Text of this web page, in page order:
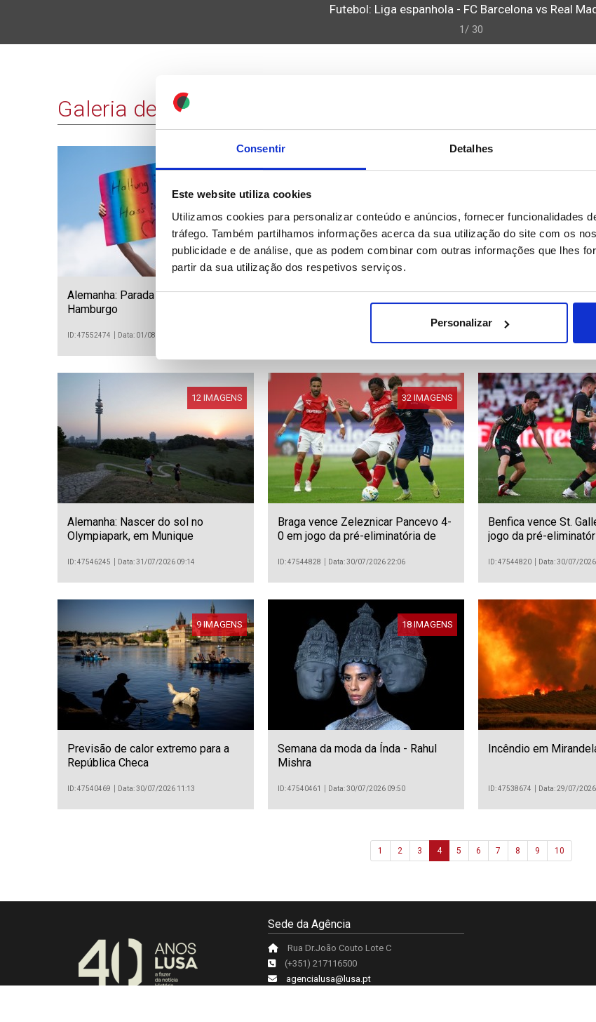
Consentir Detalhes
Este website utiliza cookies
Utilizamos cookies para personalizar conteúdo e anúncios, fornecer funcionalidades
tráfego. Também partilhamos informações acerca da sua utilização do site com os
publicidade e de análise, que as podem combinar com outras informações que lhes
partir da sua utilização dos respetivos serviços.
Personalizar
Futebol: Liga espanhola - FC Barcelona vs Real
1/ 30
Galeria de Imagens
21 IMAGENS
Alemanha: Parada gay em
Hamburgo
ID: 47552474 Data: 01/08/2026 16:03
9 IMAGENS
Rússia: Dia quente em São
A vida quotidiana em
12 IMAGENS
Alemanha: Nascer do sol no
Olympiapark, em Munique
ID: 47546245 Data: 31/07/2026 09:14
32 IMAGENS
Braga vence Zeleznicar Pancevo 4-
0 em jogo da pré-eliminatória de
Conferência
ID: 47544828 Data: 30/07/2026 22:06
Benfica vence St.
jogo da pré-
ID: 47544820 Data: 30/07/
9 IMAGENS
Previsão de calor extremo para a
República Checa
ID: 47540469 Data: 30/07/2026 11:13
18 IMAGENS
Semana da moda da Índa - Rahul
Mishra
ID: 47540461 Data: 30/07/2026 09:50
Incêndio em
ID: 47538674 Data: 29/07/
1 2 3 4 5 6 7 8 9 10
Sede da Agência
Rua Dr.João Couto Lote C
(+351) 217116500
agencialusa@lusa.pt